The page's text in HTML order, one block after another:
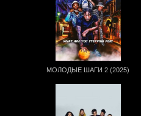
МОЛОДЫЕ ШАГИ 2 (2025)